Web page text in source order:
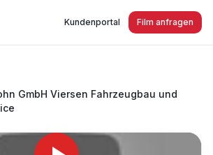
Kundenportal Film anfragen
GmbH Viersen Fahrzeugbau und